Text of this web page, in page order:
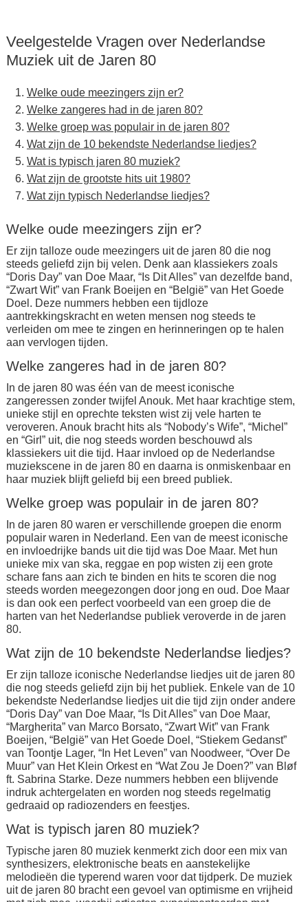
Veelgestelde Vragen over Nederlandse
Muziek uit de Jaren 80
Welke oude meezingers zijn er?
Welke zangeres had in de jaren 80?
Welke groep was populair in de jaren 80?
Wat zijn de 10 bekendste Nederlandse liedjes?
Wat is typisch jaren 80 muziek?
Wat zijn de grootste hits uit 1980?
Wat zijn typisch Nederlandse liedjes?
Welke oude meezingers zijn er?
Er zijn talloze oude meezingers uit de jaren 80 die nog
steeds geliefd zijn bij velen. Denk aan klassiekers zoals
“Doris Day” van Doe Maar, “Is Dit Alles” van dezelfde band,
“Zwart Wit” van Frank Boeijen en “België” van Het Goede
Doel. Deze nummers hebben een tijdloze
aantrekkingskracht en weten mensen nog steeds te
verleiden om mee te zingen en herinneringen op te halen
aan vervlogen tijden.
Welke zangeres had in de jaren 80?
In de jaren 80 was één van de meest iconische
zangeressen zonder twijfel Anouk. Met haar krachtige stem,
unieke stijl en oprechte teksten wist zij vele harten te
veroveren. Anouk bracht hits als “Nobody’s Wife”, “Michel”
en “Girl” uit, die nog steeds worden beschouwd als
klassiekers uit die tijd. Haar invloed op de Nederlandse
muziekscene in de jaren 80 en daarna is onmiskenbaar en
haar muziek blijft geliefd bij een breed publiek.
Welke groep was populair in de jaren 80?
In de jaren 80 waren er verschillende groepen die enorm
populair waren in Nederland. Een van de meest iconische
en invloedrijke bands uit die tijd was Doe Maar. Met hun
unieke mix van ska, reggae en pop wisten zij een grote
schare fans aan zich te binden en hits te scoren die nog
steeds worden meegezongen door jong en oud. Doe Maar
is dan ook een perfect voorbeeld van een groep die de
harten van het Nederlandse publiek veroverde in de jaren
80.
Wat zijn de 10 bekendste Nederlandse liedjes?
Er zijn talloze iconische Nederlandse liedjes uit de jaren 80
die nog steeds geliefd zijn bij het publiek. Enkele van de 10
bekendste Nederlandse liedjes uit die tijd zijn onder andere
“Doris Day” van Doe Maar, “Is Dit Alles” van Doe Maar,
“Margherita” van Marco Borsato, “Zwart Wit” van Frank
Boeijen, “België” van Het Goede Doel, “Stiekem Gedanst”
van Toontje Lager, “In Het Leven” van Noodweer, “Over De
Muur” van Het Klein Orkest en “Wat Zou Je Doen?” van Bløf
ft. Sabrina Starke. Deze nummers hebben een blijvende
indruk achtergelaten en worden nog steeds regelmatig
gedraaid op radiozenders en feestjes.
Wat is typisch jaren 80 muziek?
Typische jaren 80 muziek kenmerkt zich door een mix van
synthesizers, elektronische beats en aanstekelijke
melodieën die typerend waren voor dat tijdperk. De muziek
uit de jaren 80 bracht een gevoel van optimisme en vrijheid